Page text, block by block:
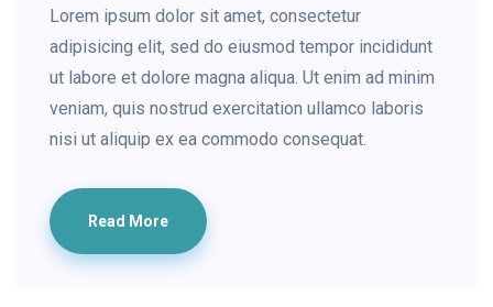
Lorem ipsum dolor sit amet, consectetur
adipisicing elit, sed do eiusmod tempor incididunt
ut labore et dolore magna aliqua. Ut enim ad minim
veniam, quis nostrud exercitation ullamco laboris
nisi ut aliquip ex ea commodo consequat.
Read More